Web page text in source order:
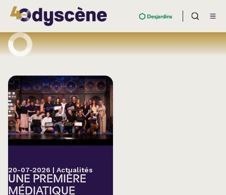
20-07-2026 | Actualités
UNE PREMIÈRE
MÉDIATIQUE